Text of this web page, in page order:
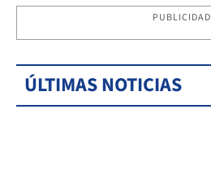
PUBLICIDAD
ÚLTIMAS NOTICIAS